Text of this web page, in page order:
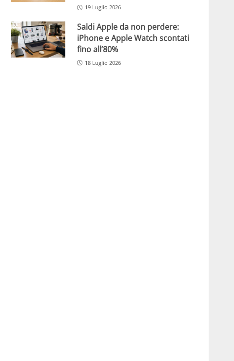
19 Luglio 2026
Saldi Apple da non perdere:
iPhone e Apple Watch scontati
fino all’80%
18 Luglio 2026